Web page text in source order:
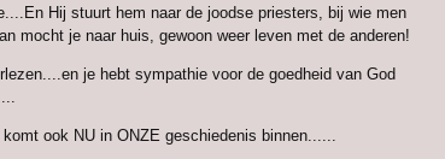
Hij stuurt hem naar de joodse priesters, bij wie men
mocht je naar huis, gewoon weer leven met de anderen!
je hebt sympathie voor de goedheid van God
ook NU in ONZE geschiedenis binnen......